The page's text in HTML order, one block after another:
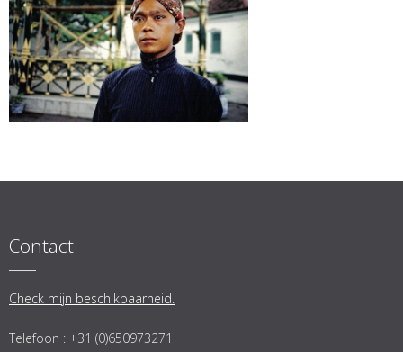
Contact
Check mijn beschikbaarheid.
Telefoon : +31 (0)650973271